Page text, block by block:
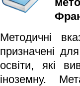
Методичні
призначені
освіти, які
іноземну.